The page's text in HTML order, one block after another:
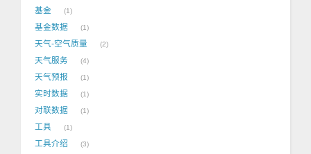
基金 1
基金数据 1
天气-空气质量 2
天气服务 4
天气预报 1
实时数据 1
对联数据 1
工具 1
工具介绍 3